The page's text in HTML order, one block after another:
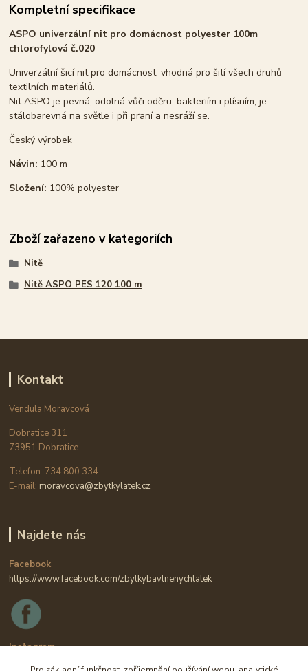
Kompletní specifikace
ASPO univerzální nit pro domácnost polyester 100m
chlorofylová č.020
Univerzální šicí nit pro domácnost, vhodná pro šití všech druhů
textilních materiálů.
Nit ASPO je pevná, odolná vůči oděru, bakteriím i plísním, je
stálobarevná na světle i při praní a nesráží se.
Český výrobek
Návin: 100 m
Složení: 100% polyester
Zboží zařazeno v kategoriích
Nitě
Nitě ASPO PES 120 100 m
Kontakt
Vendula Moravcová
Dobratice 311
73951 Dobratice
Telefon: 734 800 334
E-mail: moravcova@zbytkylatek.cz
Najdete nás
Facebook
https://www.facebook.com/zbytkybavlnenychlatek
Instagram